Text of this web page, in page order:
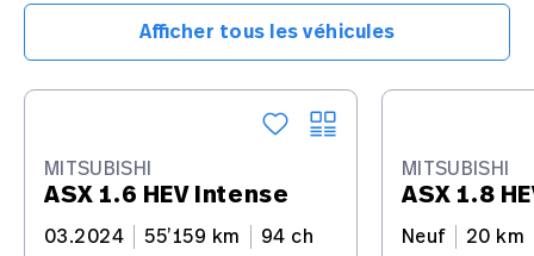
Afficher tous les véhicules
MITSUBISHI
ASX 1.6 HEV Intense
03.2024 55’159 km 94 ch
MITSUBISHI
ASX 1.8
Neuf 20 km